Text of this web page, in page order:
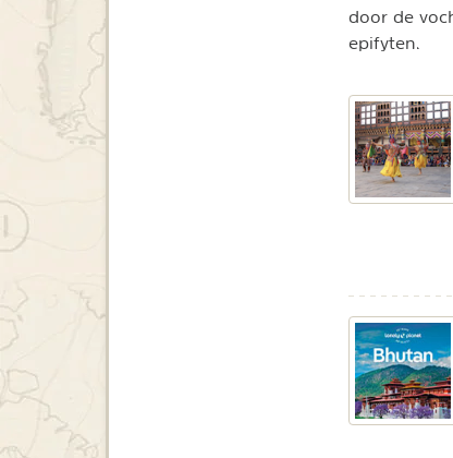
door de
epifyten.